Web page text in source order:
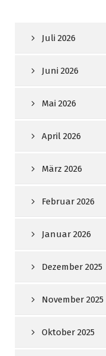
Juli 2026
Juni 2026
Mai 2026
April 2026
März 2026
Februar 2026
Januar 2026
Dezember 2025
November 2025
Oktober 2025